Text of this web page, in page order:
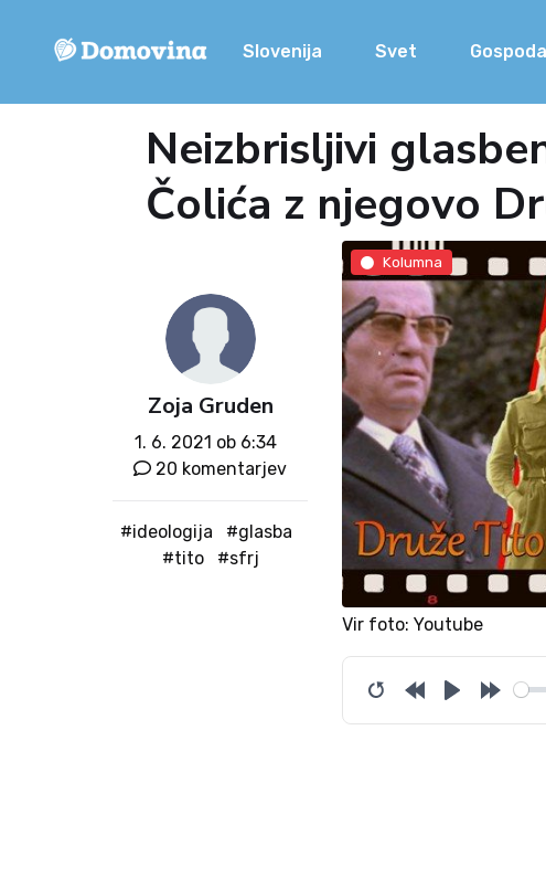
Slovenija Svet
Neizbrisljivi
Čolića z njegovo
Zoja Gruden
1. 6. 2021 ob 6:34
20 komentarjev
#ideologija
#glasba
#tito
#sfrj
Vir foto: Youtube
Kolumna